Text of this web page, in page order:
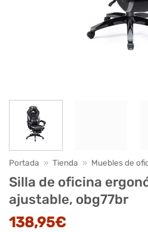
Portada » Tienda » Muebles de
Silla de oficina
ajustable, obg77br
138,95€